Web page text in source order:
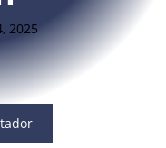
2025